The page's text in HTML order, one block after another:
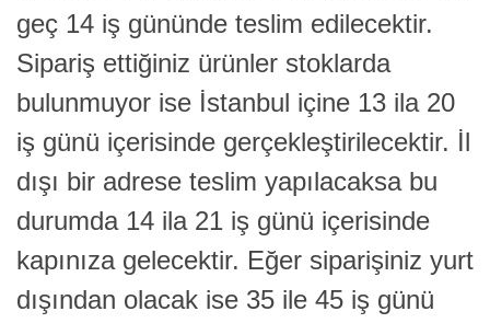
geç 14 iş gününde teslim edilecektir.
Sipariş ettiğiniz ürünler stoklarda
bulunmuyor ise İstanbul içine 13 ila 20
iş günü içerisinde gerçekleştirilecektir. İl
dışı bir adrese teslim yapılacaksa bu
durumda 14 ila 21 iş günü içerisinde
kapınıza gelecektir. Eğer siparişiniz yurt
dışından olacak ise 35 ile 45 iş günü